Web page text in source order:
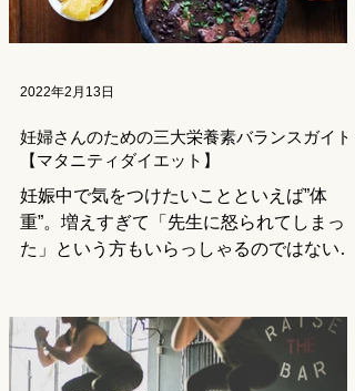
妊婦さんのための三大栄養素バランスガイド
【マタニティダイエット】
妊娠中で気をつけたいことといえば”体
重”。増えすぎて「先生に怒られてしまっ
た」という方もいらっしゃるのではないで
の広がりもあってかかなり食事を制限して
いる妊婦さんがよく見られます。...
2022年2月13日